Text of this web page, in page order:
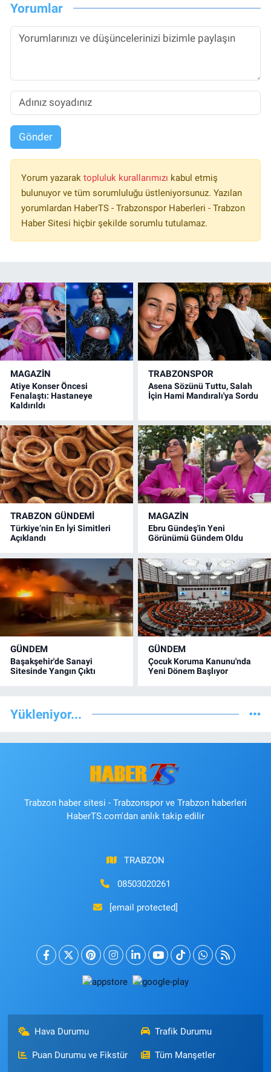
Yorumlar
Gönder
Yorum yazarak topluluk kurallarımızı kabul etmiş
bulunuyor ve tüm sorumluluğu üstleniyorsunuz. Yazılan
yorumlardan HaberTS - Trabzonspor Haberleri - Trabzon
Haber Sitesi hiçbir şekilde sorumlu tutulamaz.
MAGAZİN
Atiye Konser Öncesi
Fenalaştı: Hastaneye
Kaldırıldı
TRABZONSPOR
Asena Sözünü Tuttu, Salah
İçin Hami Mandıralı'ya Sordu
TRABZON GÜNDEMİ
Türkiye’nin En İyi Simitleri
Açıklandı
MAGAZİN
Ebru Gündeş'in Yeni
Görünümü Gündem Oldu
GÜNDEM
Başakşehir'de Sanayi
Sitesinde Yangın Çıktı
GÜNDEM
Çocuk Koruma Kanunu'nda
Yeni Dönem Başlıyor
Yükleniyor...
Trabzon haber sitesi - Trabzonspor ve Trabzon haberleri
HaberTS.com'dan anlık takip edilir
TRABZON
08503020261
[email protected]
Hava Durumu Trafik Durumu
Puan Durumu ve Fikstür Tüm Manşetler